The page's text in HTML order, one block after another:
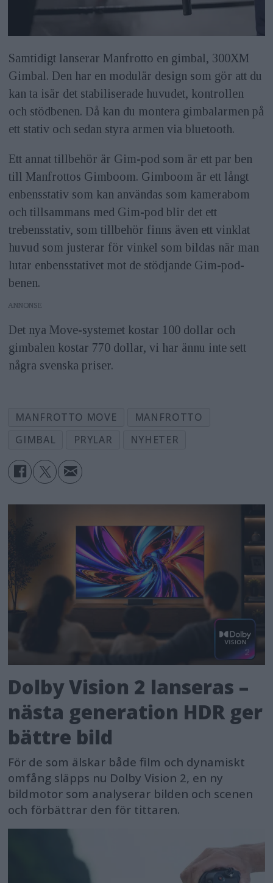
Samtidigt lanserar Manfrotto en gimbal, 300XM
Gimbal. Den har en modulär design som gör att du
kan ta isär det stabiliserade huvudet, kontrollen
och stödbenen. Då kan du montera gimbalarmen på
ett stativ och sedan styra armen via bluetooth.
Ett annat tillbehör är Gim-pod som är ett par ben
till Manfrottos Gimboom. Gimboom är ett långt
enbensstativ som kan användas som kamerabom
och tillsammans med Gim-pod blir det ett
trebensstativ, som tillbehör finns även ett vinklat
huvud som justerar för vinkel som bildas när man
lutar enbensstativet mot de stödjande Gim-pod-
benen.
ANNONS
Det nya Move-systemet kostar 100 dollar och
gimbalen kostar 770 dollar, vi har ännu inte sett
några svenska priser.
MANFROTTO MOVE
MANFROTTO
GIMBAL
PRYLAR NYHETER
Dolby Vision 2 lanseras –
nästa generation HDR ger
bättre bild
För de som älskar både film och dynamiskt
omfång släpps nu Dolby Vision 2, en ny
bildmotor som analyserar bilden och scenen
och förbättrar den för tittaren.